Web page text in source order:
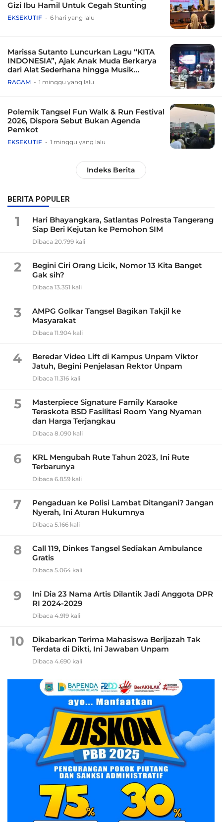
Gizi Ibu Hamil Untuk Cegah Stunting
EKSEKUTIF 6 hari yang lalu
Marissa Sutanto Luncurkan Lagu “KITA
INDONESIA”, Ajak Anak Muda Berkarya
dari Alat Sederhana hingga Musik
Tradisional
RAGAM 1 minggu yang lalu
Polemik Tangsel Fun Walk & Run Festival
2026, Dispora Sebut Bukan Agenda
Pemkot
EKSEKUTIF 1 minggu yang lalu
Indeks Berita
BERITA POPULER
1
Hari Bhayangkara, Satlantas Polresta Tangerang
Siap Beri Kejutan ke Pemohon SIM
Dibaca 20.799 kali
2
Begini Ciri Orang Licik, Nomor 13 Kita Banget
Gak sih?
Dibaca 13.351 kali
3
AMPG Golkar Tangsel Bagikan Takjil ke
Masyarakat
Dibaca 11.904 kali
4
Beredar Video Lift di Kampus Unpam Viktor
Jatuh, Begini Penjelasan Rektor Unpam
Dibaca 11.316 kali
5
Masterpiece Signature Family Karaoke
Teraskota BSD Fasilitasi Room Yang Nyaman
dan Harga Terjangkau
Dibaca 8.090 kali
6
KRL Mengubah Rute Tahun 2023, Ini Rute
Terbarunya
Dibaca 6.859 kali
7
Pengaduan ke Polisi Lambat Ditangani? Jangan
Nyerah, Ini Aturan Hukumnya
Dibaca 5.166 kali
8
Call 119, Dinkes Tangsel Sediakan Ambulance
Gratis
Dibaca 5.064 kali
9
Ini Dia 23 Nama Artis Dilantik Jadi Anggota DPR
RI 2024-2029
Dibaca 4.919 kali
10
Dikabarkan Terima Mahasiswa Berijazah Tak
Terdata di Dikti, Ini Jawaban Unpam
Dibaca 4.690 kali